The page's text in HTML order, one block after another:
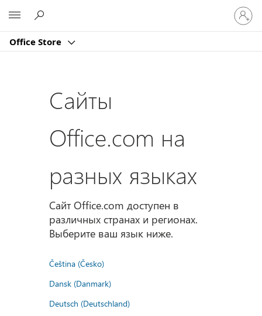
Office Store
в
Сайты
Office.com на
разных языках
Сайт Office.com доступен в
различных странах и регионах.
Выберите ваш язык ниже.
Čeština (Česko)
Dansk (Danmark)
Deutsch (Deutschland)